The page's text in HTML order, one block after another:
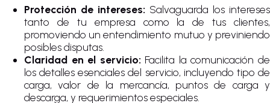
Protección de intereses: Salvaguarda los intereses
tanto de tu empresa como la de tus clientes,
promoviendo un entendimiento mutuo y previniendo
posibles disputas.
Claridad en el servicio: Facilita la comunicación de
los detalles esenciales del servicio, incluyendo tipo de
carga, valor de la mercancía, puntos de carga y
descarga, y requerimientos especiales.